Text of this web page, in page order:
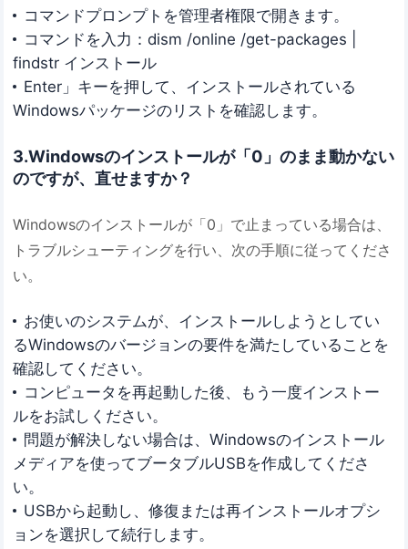
コマンドプロンプトを管理者権限で開きます。
コマンドを入力：dism /online /get-packages |
findstr インストール
Enter」キーを押して、インストールされている
Windowsパッケージのリストを確認します。
3.Windowsのインストールが「0」のまま動かない
のですが、直せますか？
Windowsのインストールが「0」で止まっている場合は、
トラブルシューティングを行い、次の手順に従ってくださ
い。
お使いのシステムが、インストールしようとしてい
るWindowsのバージョンの要件を満たしていることを
確認してください。
コンピュータを再起動した後、もう一度インストー
ルをお試しください。
問題が解決しない場合は、Windowsのインストール
メディアを使ってブータブルUSBを作成してくださ
い。
USBから起動し、修復または再インストールオプシ
ョンを選択して続行します。